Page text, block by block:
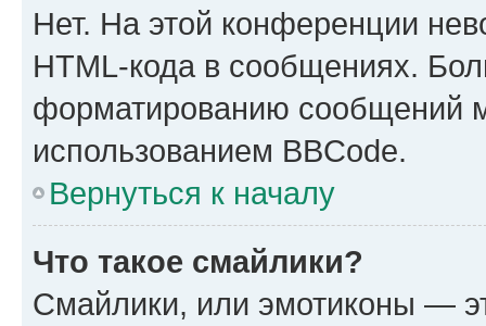
Нет. На этой конференции
HTML-кода в сообщениях.
форматированию сообщений
использованием BBCode.
Вернуться к началу
Что такое смайлики?
Смайлики, или эмотиконы —